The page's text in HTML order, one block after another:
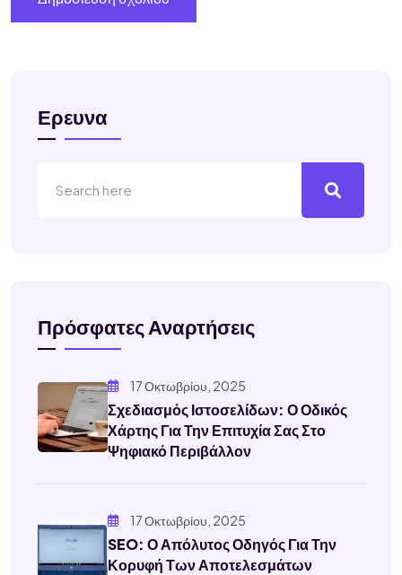
Ερευνα
Πρόσφατες Αναρτήσεις
17 Οκτωβρίου, 2025
Σχεδιασμός Ιστοσελίδων: Ο Οδικός
Χάρτης Για Την Επιτυχία Σας Στο
Ψηφιακό Περιβάλλον
17 Οκτωβρίου, 2025
SEO: Ο Απόλυτος Οδηγός Για Την
Κορυφή Των Αποτελεσμάτων